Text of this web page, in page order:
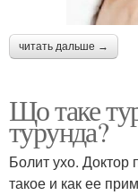
читать дальше →
Що таке
турунда?
Болит ухо. Доктор
такое и как ее